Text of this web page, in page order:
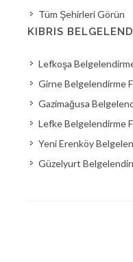
Tüm Şehirleri Görün
KIBRIS
Lefkoşa
Girne Belgelendirme
Gazimağusa
Lefke Belgelendirme
Yeni Erenköy
Güzelyurt